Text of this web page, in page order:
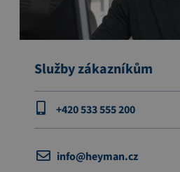
Služby zákazníkům
+420 533 555 200
info@heyman.cz